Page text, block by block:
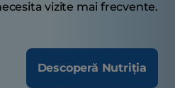
vizite mai frecvente.
Descoperă Nutriția